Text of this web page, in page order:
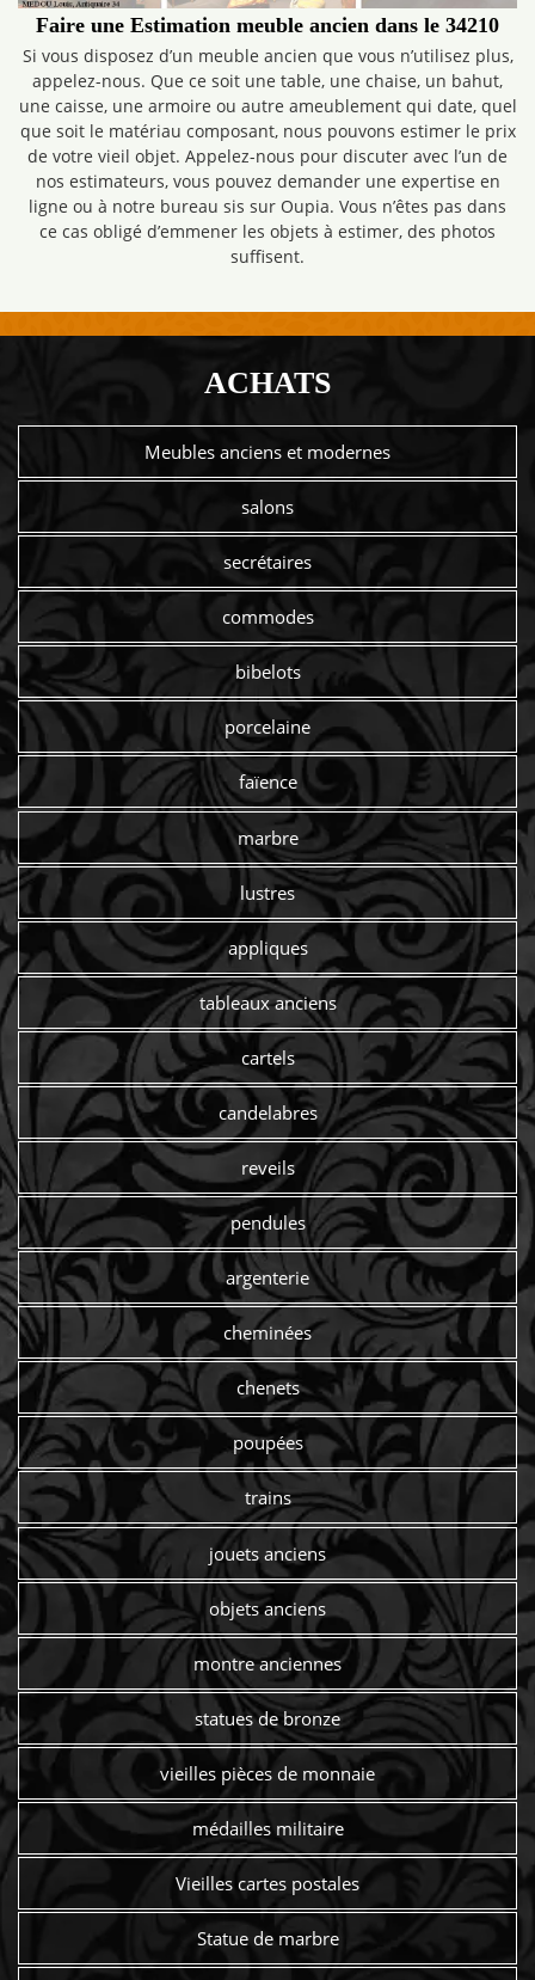
Faire une Estimation meuble ancien dans le 34210
Si vous disposez d’un meuble ancien que vous n’utilisez plus,
appelez-nous. Que ce soit une table, une chaise, un bahut,
une caisse, une armoire ou autre ameublement qui date, quel
que soit le matériau composant, nous pouvons estimer le prix
de votre vieil objet. Appelez-nous pour discuter avec l’un de
nos estimateurs, vous pouvez demander une expertise en
ligne ou à notre bureau sis sur Oupia. Vous n’êtes pas dans
ce cas obligé d’emmener les objets à estimer, des photos
suffisent.
ACHATS
Meubles anciens et modernes
salons
secrétaires
commodes
bibelots
porcelaine
faïence
marbre
lustres
appliques
tableaux anciens
cartels
candelabres
reveils
pendules
argenterie
cheminées
chenets
poupées
trains
jouets anciens
objets anciens
montre anciennes
statues de bronze
vieilles pièces de monnaie
médailles militaire
Vieilles cartes postales
Statue de marbre